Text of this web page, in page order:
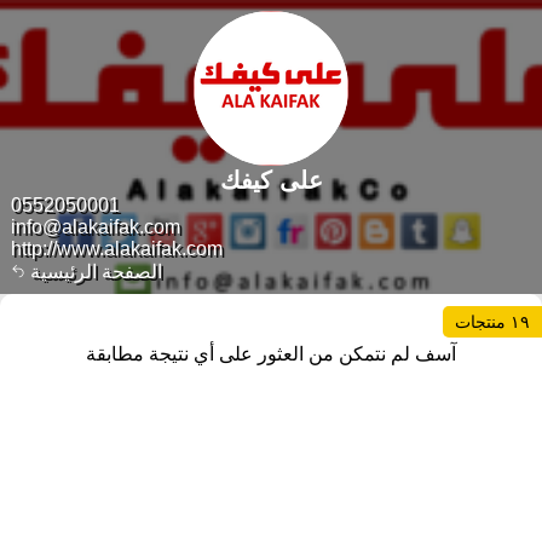
الصفحة الرئيسية
0552050001
info@alakaifak.com
http://www.alakaifak.com
على كيفك
١٩ منتجات
آسف لم نتمكن من العثور على أي نتيجة مطابقة